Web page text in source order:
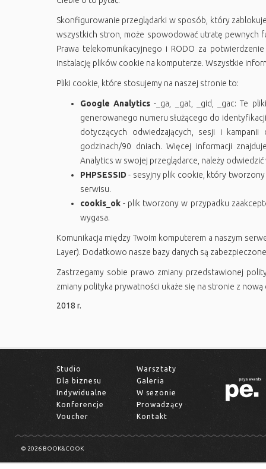
Skonfigurowanie przeglądarki w sposób, który
wszystkich stron, może spowodować utratę pewnych
Prawa telekomunikacyjnego i RODO za
instalację plików cookie na komputerze. Wszystkie
Pliki cookie, które stosujemy na naszej stronie to:
Google Analytics -_ga, _gat, _gid, _gac: Te
generowanego numeru służącego do
dotyczących odwiedzających, sesji i
godzinach/90 dniach. Więcej informacji
Analytics w swojej przeglądarce, należy
PHPSESSID - sesyjny plik cookie, który tworzony
serwisu.
cookis_ok - plik tworzony w przypadku
wygasa.
Komunikacja między Twoim komputerem a naszym
Layer). Dodatkowo nasze bazy danych są
Zastrzegamy sobie prawo zmiany przedstawionej
zmiany polityka prywatności ukaże się na stronie z nową
2018 r.
Studio
Dla biznesu
Indywidualne
Konferencje
Voucher
Warsztaty
Galeria
W sezonie
Prowadzący
Kontakt
© 2026 BOOK&COOK